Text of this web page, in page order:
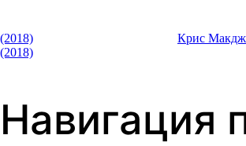
(2018)
Крис
(2018)
Навигация